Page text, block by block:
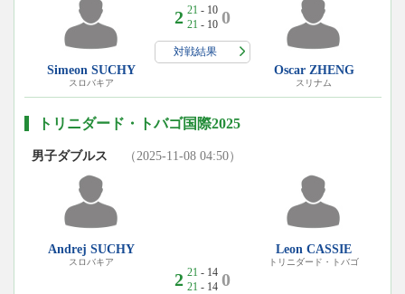
Simeon SUCHY
スロバキア
2 21 - 10
21 - 10 0
対戦結果
Oscar ZHENG
スリナム
トリニダード・トバゴ国際2025
男子ダブルス （2025-11-08 04:50）
Andrej SUCHY
スロバキア
2 21 - 14
21 - 14 0
Leon CASSIE
トリニダード・トバゴ